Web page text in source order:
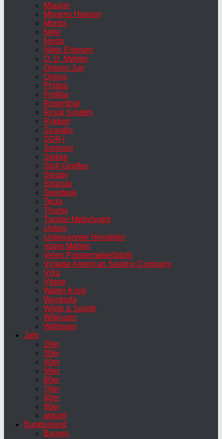
Mauser
Mogens Hansen
Montis
Nelo
Nesto
Niels Eilersen
O. D. Møbler
Omann Jun
Omnia
Philips
Profilia
Rosenthal
Royal System
Rykken
Scandia
SDR+
Sormani
Stokke
Stoll Giroflex
Stouby
Strässle
Swedese
Tecta
Thams
Tønder Møbelværk
Uldum
Unbekannter Hersteller
Vatne Møbler
Vejen Polstermøbelfabrik
Vintage American Seating Company
Vitra
Vitsoe
Walter Knoll
Westnofa
Wilde & Spieth
Wilkhahn
Wittmann
Jahr
20er
30er
40er
50er
60er
70er
80er
90er
aktuell
Bundesland
Bayern